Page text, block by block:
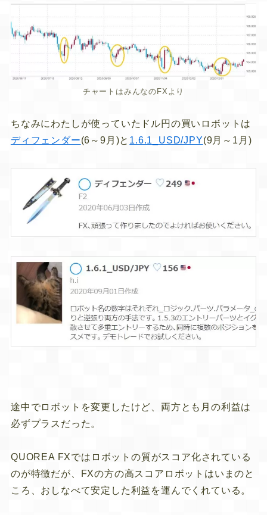
チャートはみんなのFXより
ちなみにわたしが使っていたドル円の買いロボットは
ディフェンダー(6～9月)と 1.6.1_USD/JPY(9月～1月)
途中でロボットを変更したけど、両方とも月の利益は
必ずプラスだった。
QUOREA FXではロボットの質がスコア化されている
のが特徴だが、FXの方の高スコアロボットはいまのと
ころ、おしなべて安定した利益を運んでくれている。